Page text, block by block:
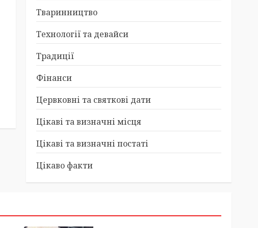
Тваринництво
Технології та девайси
Традиції
Фінанси
Цервковні та святкові дати
Цікаві та визначні місця
Цікаві та визначні постаті
Цікаво факти